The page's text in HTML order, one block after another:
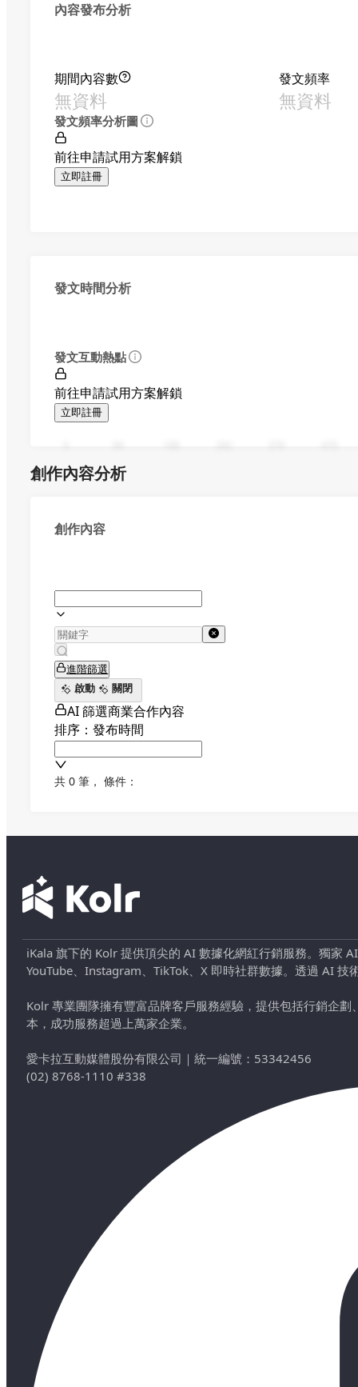
內容發布分析
期間內容數
無資料
發文頻率
無資料
發文頻率分析圖
前往申請試用方案解鎖
立即註冊
發文時間分析
發文互動熱點
前往申請試用方案解鎖
立即註冊
創作內容分析
創作內容
進階篩選
啟動
關閉
AI 篩選商業合作內容
排序：發布時間
共 0 筆 ， 條件：
iKala 旗下的 Kolr 提供頂尖的 AI 數據化網紅行銷服務。獨家
YouTube、Instagram、TikTok、X 即時社群數據。透過 AI
Kolr 專業團隊擁有豐富品牌客戶服務經驗，提供包括行銷企
本，成功服務超過上萬家企業。
愛卡拉互動媒體股份有限公司 ｜ 統一編號：53342456
(02) 8768-1110 #338